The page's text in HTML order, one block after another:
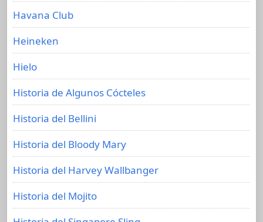
Havana Club
Heineken
Hielo
Historia de Algunos Cócteles
Historia del Bellini
Historia del Bloody Mary
Historia del Harvey Wallbanger
Historia del Mojito